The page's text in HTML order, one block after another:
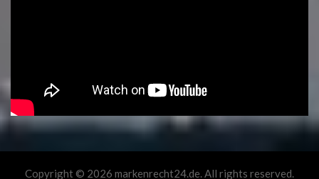
Copyright © 2026 markenrecht24.de. All rights reserved.